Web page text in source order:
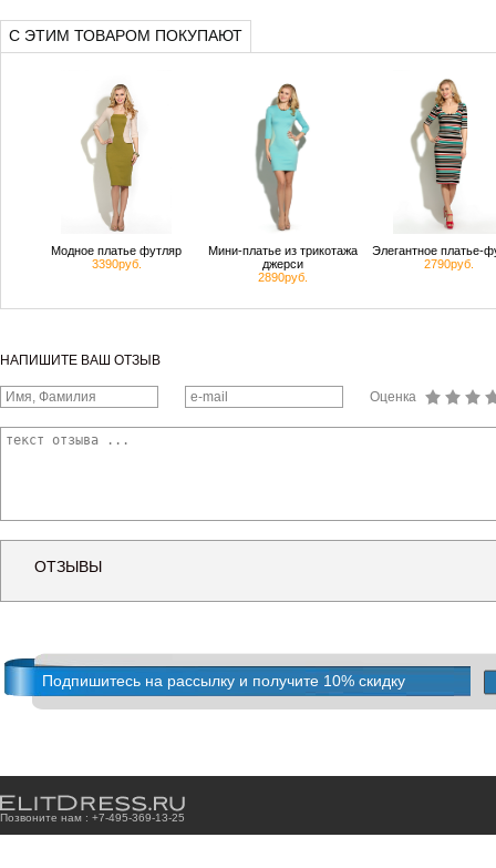
С ЭТИМ ТОВАРОМ ПОКУПАЮТ
Модное платье футляр
3390руб.
Мини-платье из трикотажа
джерси
2890руб.
Элегантное платье-
2790руб.
НАПИШИТЕ ВАШ ОТЗЫВ
Оценка
ОТЗЫВЫ
Подпишитесь на рассылку и получите 10% скидку
Позвоните нам : +7-495-369-13-25